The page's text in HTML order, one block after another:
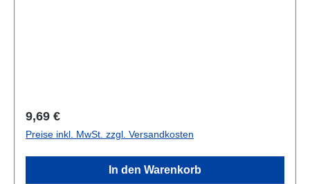
Regulärer Preis:
9,69 €
Preise inkl. MwSt. zzgl. Versandkosten
In den Warenkorb